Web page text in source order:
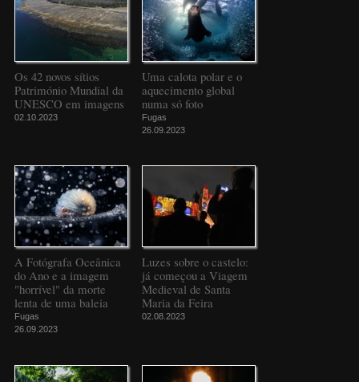
Os 42 novos sítios
Património Mundial da
UNESCO em imagens
02.10.2023
Uma calota polar e o
aquecimento global
numa só foto
Fugas
26.09.2023
A Fotógrafa Oceânica
do Ano e a imagem
"horrível" da morte
lenta de uma baleia
Fugas
26.09.2023
Luzes sobre o castelo:
já começou a Viagem
Medieval de Santa
Maria da Feira
02.08.2023